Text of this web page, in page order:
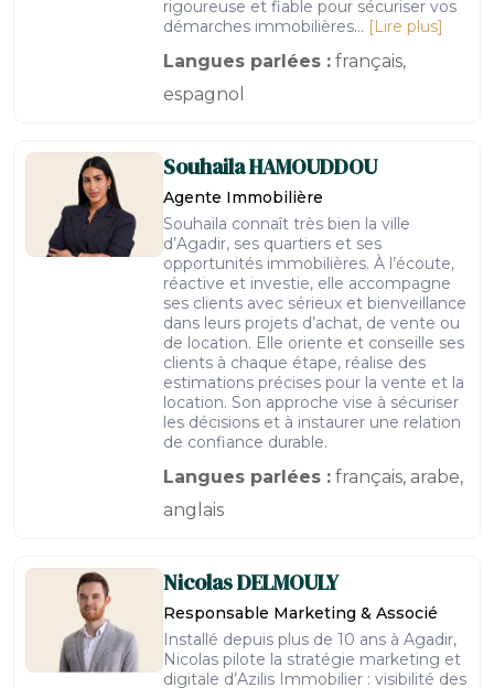
rigoureuse et fiable pour sécuriser vos
démarches immobilières... [Lire plus]
Langues parlées : français,
espagnol
SouhailaHAMOUDDOU
Agente Immobilière
Souhaila connaît très bien la ville
d’Agadir, ses quartiers et ses
opportunités immobilières. À l’écoute,
réactive et investie, elle accompagne
ses clients avec sérieux et bienveillance
dans leurs projets d’achat, de vente ou
de location. Elle oriente et conseille ses
clients à chaque étape, réalise des
estimations précises pour la vente et la
location. Son approche vise à sécuriser
les décisions et à instaurer une relation
de confiance durable.
Langues parlées : français, arabe,
anglais
NicolasDELMOULY
Responsable Marketing & Associé
Installé depuis plus de 10 ans à Agadir,
Nicolas pilote la stratégie marketing et
digitale d’Azilis Immobilier : visibilité des